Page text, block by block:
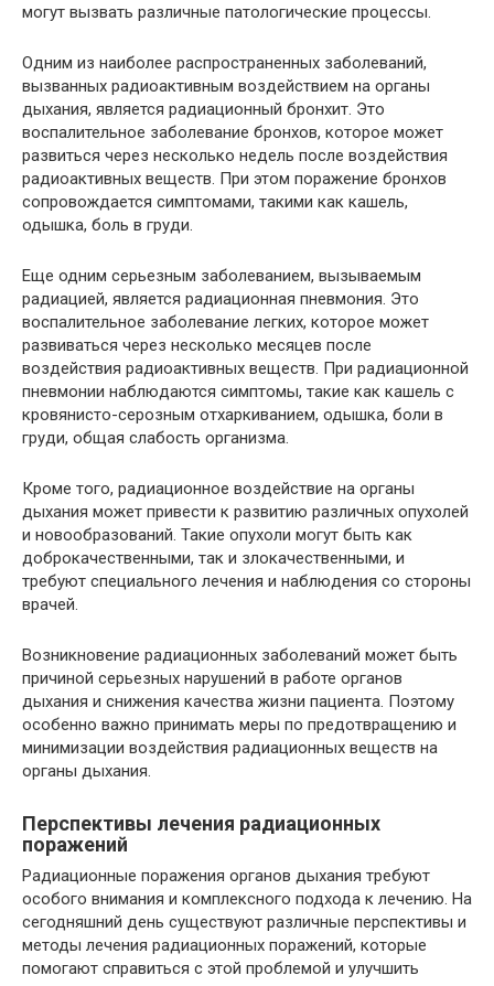
могут вызвать различные патологические процессы.
Одним из наиболее распространенных заболеваний,
вызванных радиоактивным воздействием на органы
дыхания, является радиационный бронхит. Это
воспалительное заболевание бронхов, которое может
развиться через несколько недель после воздействия
радиоактивных веществ. При этом поражение бронхов
сопровождается симптомами, такими как кашель,
одышка, боль в груди.
Еще одним серьезным заболеванием, вызываемым
радиацией, является радиационная пневмония. Это
воспалительное заболевание легких, которое может
развиваться через несколько месяцев после
воздействия радиоактивных веществ. При радиационной
пневмонии наблюдаются симптомы, такие как кашель с
кровянисто-серозным отхаркиванием, одышка, боли в
груди, общая слабость организма.
Кроме того, радиационное воздействие на органы
дыхания может привести к развитию различных опухолей
и новообразований. Такие опухоли могут быть как
доброкачественными, так и злокачественными, и
требуют специального лечения и наблюдения со стороны
врачей.
Возникновение радиационных заболеваний может быть
причиной серьезных нарушений в работе органов
дыхания и снижения качества жизни пациента. Поэтому
особенно важно принимать меры по предотвращению и
минимизации воздействия радиационных веществ на
органы дыхания.
Перспективы лечения радиационных
поражений
Радиационные поражения органов дыхания требуют
особого внимания и комплексного подхода к лечению. На
сегодняшний день существуют различные перспективы и
методы лечения радиационных поражений, которые
помогают справиться с этой проблемой и улучшить